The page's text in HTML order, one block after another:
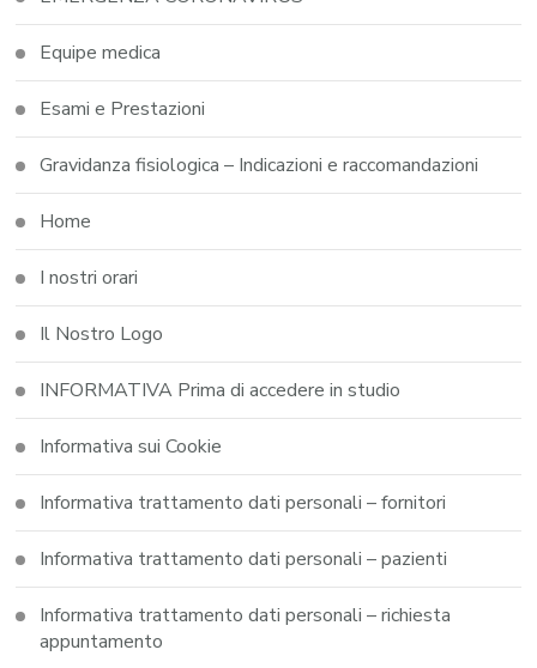
Equipe medica
Esami e Prestazioni
Gravidanza fisiologica – Indicazioni e raccomandazioni
Home
I nostri orari
Il Nostro Logo
INFORMATIVA Prima di accedere in studio
Informativa sui Cookie
Informativa trattamento dati personali – fornitori
Informativa trattamento dati personali – pazienti
Informativa trattamento dati personali – richiesta
appuntamento